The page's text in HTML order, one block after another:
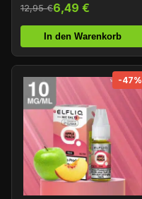
12,95 €6,49 €
In den Warenkorb
-47%